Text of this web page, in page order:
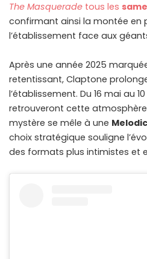
The Masquerade tous les
confirmant ainsi la montée en
l’établissement face aux
Après une année 2025
retentissant, Claptone
l’établissement. Du 16 mai au
retrouveront cette
mystère se mêle à une
choix stratégique souligne
des formats plus intimistes et